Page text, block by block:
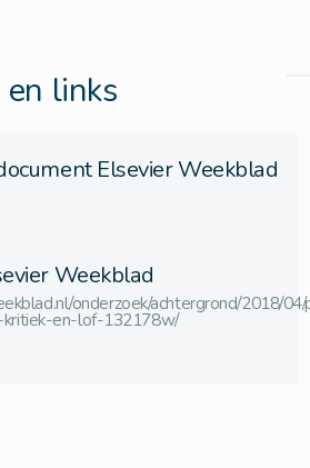
links
Elsevier Weekblad
Weekblad
onderzoek/achtergrond/2018/
kritiek-en-lof-132178w/